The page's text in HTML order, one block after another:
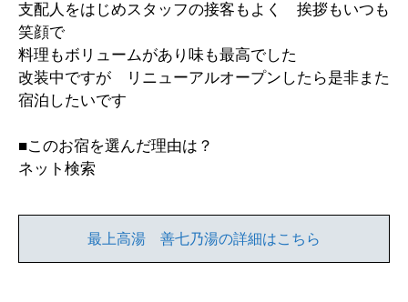
支配人をはじめスタッフの接客もよく 挨拶もいつも
笑顔で
料理もボリュームがあり味も最高でした
改装中ですが リニューアルオープンしたら是非また
宿泊したいです
■このお宿を選んだ理由は？
ネット検索
最上高湯 善七乃湯の詳細はこちら